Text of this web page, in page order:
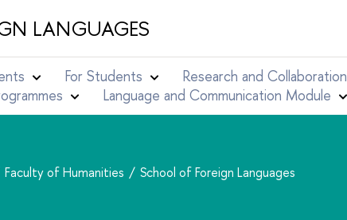
LANGUAGES
For Students Research and Collaboration
Language and Communication Module
Faculty of Humanities School of Foreign Languages